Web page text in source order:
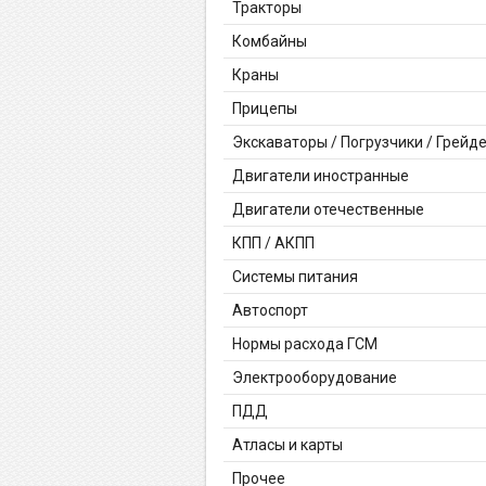
Тракторы
Комбайны
Краны
Прицепы
Экскаваторы / Погрузчики /
Двигатели иностранные
Двигатели отечественные
КПП / АКПП
Системы питания
Автоспорт
Нормы расхода ГСМ
Электрооборудование
ПДД
Атласы и карты
Прочее